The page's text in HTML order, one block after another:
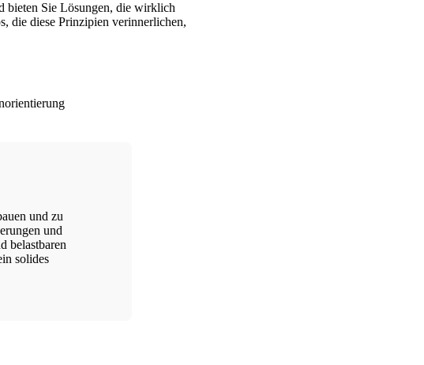
bieten Sie Lösungen, die wirklich
die diese Prinzipien verinnerlichen,
und zu
und
belastbaren
solides